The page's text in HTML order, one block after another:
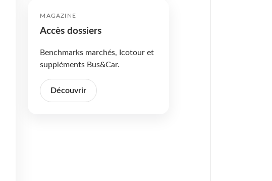
MAGAZINE
Accès dossiers
Benchmarks marchés, Icotour et
suppléments Bus&Car.
Découvrir